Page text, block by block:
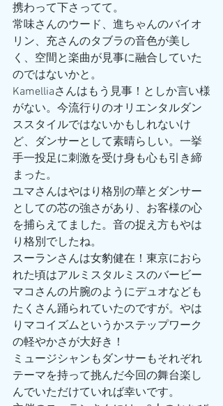
携わって下さってて。
常味さんのウード、進ちゃんのバイオ
リン、充さんのタブラの音色が美し
く、空間と楽曲が見事に融合していた
のではないかと。
Kamelliaさんはもう見事！としか言い様
がない。今流行りのオリエンタルダン
ススタイルではないかもしれないけ
ど、ダンサーとして素晴らしい。一挙
手一投足に刺激を受け身も心も引き締
まった。
ユマさんはやはり格別の華とダンサー
としての芯の強さがあり、お客様の心
を捕らえてました。音の捉え方もやは
り格別でしたね。
スーランさんは女豹健在！東京におら
れた頃はアルミスタルミスのバービー
マコさんの片腕のようにデュオなども
たくさん踊られていたのですが。やは
りマコイズムというかステップワーク
の軽やかさが大好き！
ミュージシャンもダンサーもそれぞれ
テーマを持って挑んだ今回の舞台楽し
んでいただけていれば幸いです。